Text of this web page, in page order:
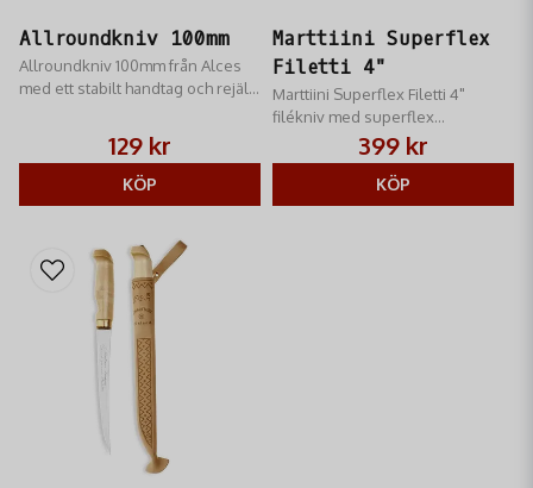
Allroundkniv 100mm
Allroundkniv 100mm från Alces
med ett stabilt handtag och rejält
129 kr
KÖP
Marttiini Superflex
Filetti 4"
Marttiini Superflex Filetti 4"
filékniv med superflex
specialblad och ett vackert skaft
av värmebehandlad björk.
399 kr
KÖP